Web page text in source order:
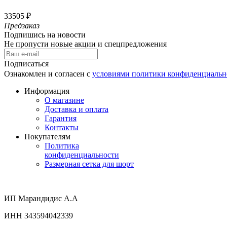
33505 ₽
Предзаказ
Подпишись на новости
Не пропусти новые акции и спецпредложения
Подписаться
Ознакомлен и согласен с условиями политики
Информация
О магазине
Доставка и оплата
Гарантия
Контакты
Покупателям
Политика
конфиденциальности
Размерная сетка для шорт
ИП Марандидис А.А
ИНН 343594042339